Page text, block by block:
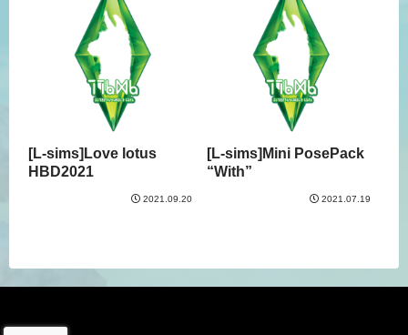
[L-sims]Love lotus
HBD2021
2021.09.20
[L-sims]Mini PosePack
“With”
2021.07.19